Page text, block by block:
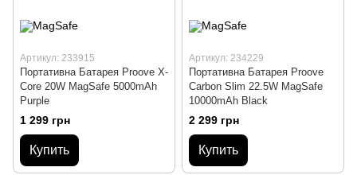
Артикул: 233915
Портативна Батарея Proove X-
Core 20W MagSafe 5000mAh
Purple
1 299 грн
Купить
Артикул: 234229
Портативна Батарея Proove
Carbon Slim 22.5W MagSafe
10000mAh Black
2 299 грн
Купить